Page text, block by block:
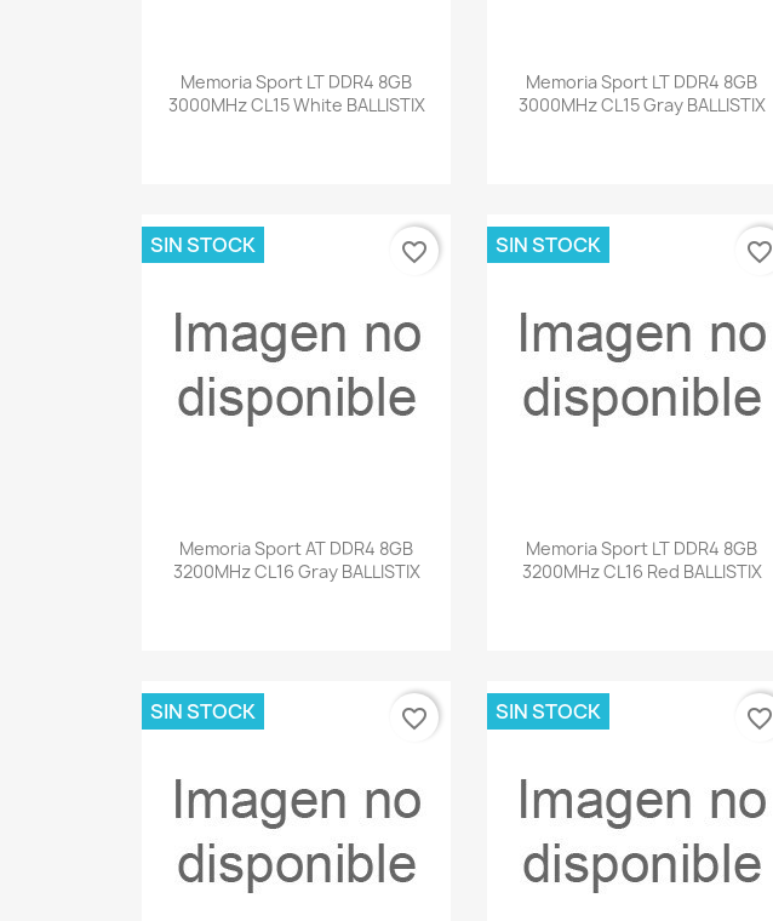
Vista rápida
Memoria Sport LT DDR4 8GB
3000MHz CL15 White BALLISTIX
Vista rápida
Memoria Sport LT DDR4 8GB
3000MHz CL15 Gray BALLISTIX
Vista rápida
Memoria Sport AT DDR4 8GB
3200MHz CL16 Gray BALLISTIX
SIN STOCK favorite_border
Vista rápida
Memoria Sport LT DDR4 8GB
3200MHz CL16 Red BALLISTIX
SIN STOCK favorite_border
SIN STOCK favorite_border SIN STOCK favorite_border